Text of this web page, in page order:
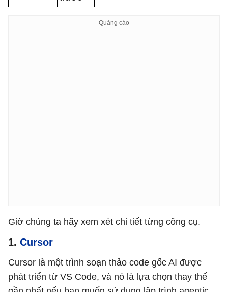
Giờ chúng ta hãy xem xét chi tiết từng công cụ.
1. Cursor
Cursor là một trình soạn thảo code gốc AI được
phát triển từ VS Code, và nó là lựa chọn thay thế